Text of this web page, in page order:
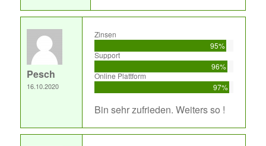
Pesch
16.10.2020
Zinsen
95%
Support
96%
Online Plattform
97%
Bin sehr zufrieden. Weiters so !